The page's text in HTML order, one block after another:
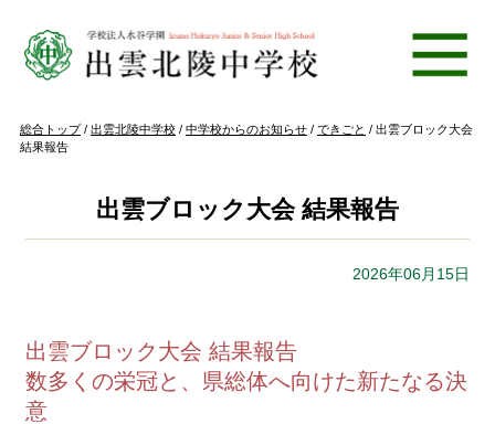
現
在
総合トップ/ 出雲北陵中学校 / 中学校からのお知らせ / できごと / 出雲ブロック大会
結果報告
出雲ブロック大会 結果報告
2026年06月15日
出雲ブロック大会 結果報告
数多くの栄冠と、県総体へ向けた新たなる決
意